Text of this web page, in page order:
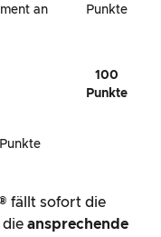
an
Punkte
100
Punkte
fällt sofort die
ansprechende